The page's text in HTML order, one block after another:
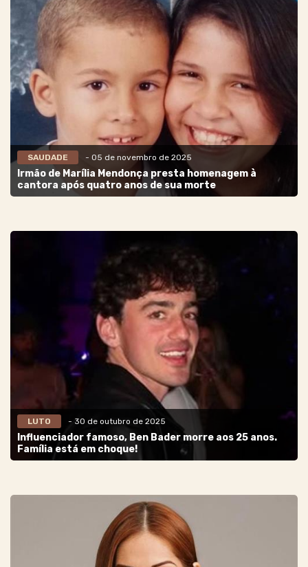
SAUDADE - 05 de novembro de 2025
Irmão de Marília Mendonça presta homenagem à
cantora após quatro anos de sua morte
LUTO - 30 de outubro de 2025
Influenciador famoso, Ben Bader morre aos 25 anos.
Família está em choque!